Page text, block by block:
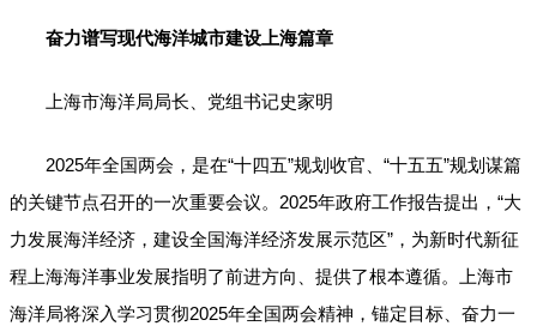
奋力谱写现代海洋城市建设上海篇章
上海市海洋局局长、党组书记史家明
2025年全国两会，是在“十四五”规划收官、“十五五”规划谋篇
的关键节点召开的一次重要会议。2025年政府工作报告提出，“大
力发展海洋经济，建设全国海洋经济发展示范区”，为新时代新征
程上海海洋事业发展指明了前进方向、提供了根本遵循。上海市
海洋局将深入学习贯彻2025年全国两会精神，锚定目标、奋力一